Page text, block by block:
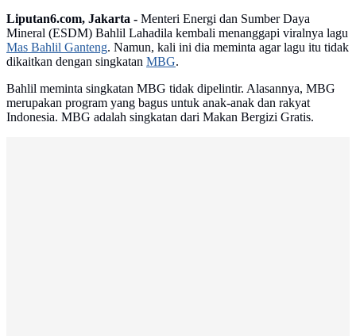
Liputan6.com, Jakarta - Menteri Energi dan Sumber Daya
Mineral (ESDM) Bahlil Lahadila kembali menanggapi viralnya lagu
Mas Bahlil Ganteng. Namun, kali ini dia meminta agar lagu itu tidak
dikaitkan dengan singkatan MBG.
Bahlil meminta singkatan MBG tidak dipelintir. Alasannya, MBG
merupakan program yang bagus untuk anak-anak dan rakyat
Indonesia. MBG adalah singkatan dari Makan Bergizi Gratis.